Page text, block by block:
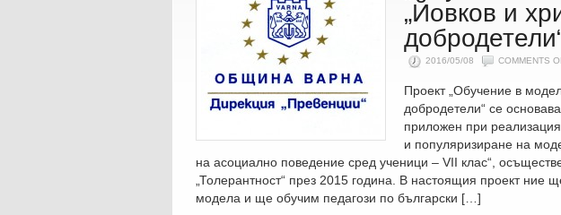
„Йовков и
2016/05/08 COMMENTS
Проект „Обучение в
добродетели“ се
приложен при
и популяризиране на
на асоциално поведение сред ученици – VII клас“,
„Толерантност“ през 2015 година. В настоящия проект ние
модела и ще обучим педагози по български […]